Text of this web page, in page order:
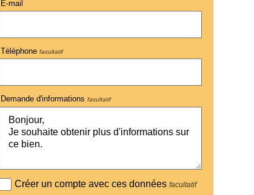
E-mail
Téléphonefacultatif
Demande d'informationsfacultatif
Créer un compte avec ces données facultatif